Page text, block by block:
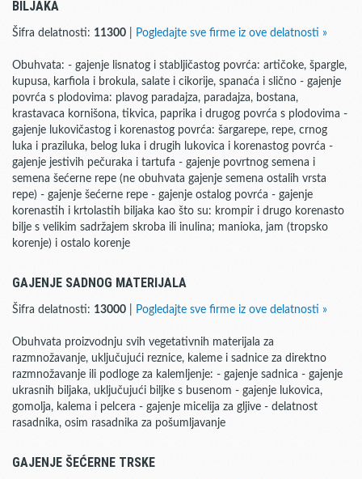
BILJAKA
Šifra delatnosti: 11300 Pogledajte sve firme iz ove delatnosti »
Obuhvata: - gajenje lisnatog i stabljičastog povrća: artičoke, špargle,
kupusa, karfiola i brokula, salate i cikorije, spanaća i slično - gajenje
povrća s plodovima: plavog paradajza, paradajza, bostana,
krastavaca kornišona, tikvica, paprika i drugog povrća s plodovima -
gajenje lukovičastog i korenastog povrća: šargarepe, repe, crnog
luka i praziluka, belog luka i drugih lukovica i korenastog povrća -
gajenje jestivih pečuraka i tartufa - gajenje povrtnog semena i
semena šećerne repe (ne obuhvata gajenje semena ostalih vrsta
repe) - gajenje šećerne repe - gajenje ostalog povrća - gajenje
korenastih i krtolastih biljaka kao što su: krompir i drugo korenasto
bilje s velikim sadržajem skroba ili inulina; manioka, jam (tropsko
korenje) i ostalo korenje
GAJENJE SADNOG MATERIJALA
Šifra delatnosti: 13000 Pogledajte sve firme iz ove delatnosti »
Obuhvata proizvodnju svih vegetativnih materijala za
razmnožavanje, uključujući reznice, kaleme i sadnice za direktno
razmnožavanje ili podloge za kalemljenje: - gajenje sadnica - gajenje
ukrasnih biljaka, uključujući biljke s busenom - gajenje lukovica,
gomolja, kalema i pelcera - gajenje micelija za gljive - delatnost
rasadnika, osim rasadnika za pošumljavanje
GAJENJE ŠEĆERNE TRSKE